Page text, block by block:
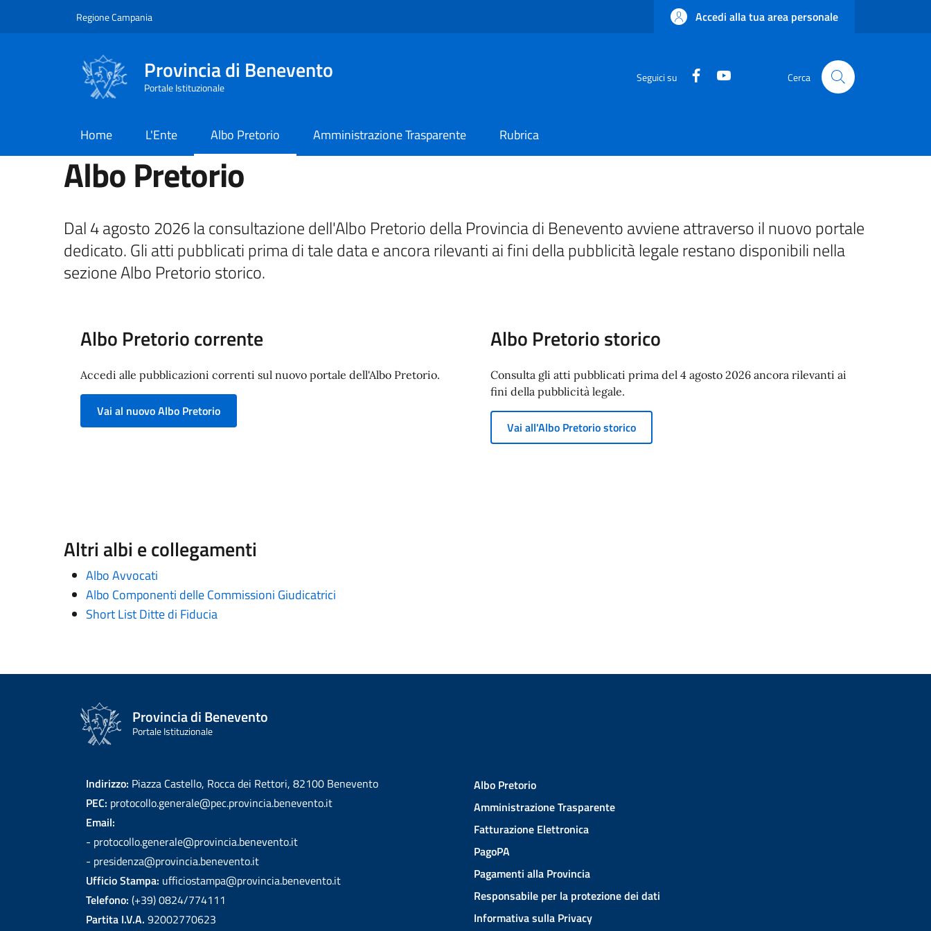
Regione Campania Accedi alla tua area personale
Provincia di Benevento
Portale Istituzionale
Seguici su Facebook Cerca
Home L'Ente Albo Pretorio Amministrazione Trasparente Rubrica
Albo Pretorio
Dal 4 agosto 2026 la consultazione dell'Albo Pretorio della Provincia di Benevento avviene attraverso il nuovo portale
dedicato. Gli atti pubblicati prima di tale data e ancora rilevanti ai fini della pubblicità legale restano disponibili nella
sezione Albo Pretorio storico.
Albo Pretorio corrente
Accedi alle pubblicazioni correnti sul nuovo portale dell'Albo Pretorio.
Vai al nuovo Albo Pretorio
Albo Pretorio storico
Consulta gli atti pubblicati prima del 4 agosto 2026 ancora rilevanti ai
fini della pubblicità legale.
Vai all'Albo Pretorio storico
Altri albi e collegamenti
Albo Avvocati
Albo Componenti delle Commissioni Giudicatrici
Short List Ditte di Fiducia
Provincia di Benevento
Portale Istituzionale
Indirizzo: Piazza Castello, Rocca dei Rettori, 82100 Benevento
PEC: protocollo.generale@pec.provincia.benevento.it
Email:
- protocollo.generale@provincia.benevento.it
- presidenza@provincia.benevento.it
Ufficio Stampa: ufficiostampa@provincia.benevento.it
Telefono: (+39) 0824/774111
Partita I.V.A. 92002770623
Albo Pretorio
Amministrazione Trasparente
Fatturazione Elettronica
PagoPA
Pagamenti alla Provincia
Responsabile per la protezione dei dati
Informativa sulla Privacy